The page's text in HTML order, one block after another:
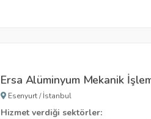
Ersa Alüminyum Mekanik
Esenyurt/İstanbul
Hizmet verdiği sektörler: